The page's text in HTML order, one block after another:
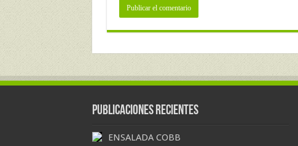
Publicaciones Recientes
ENSALADA COBB